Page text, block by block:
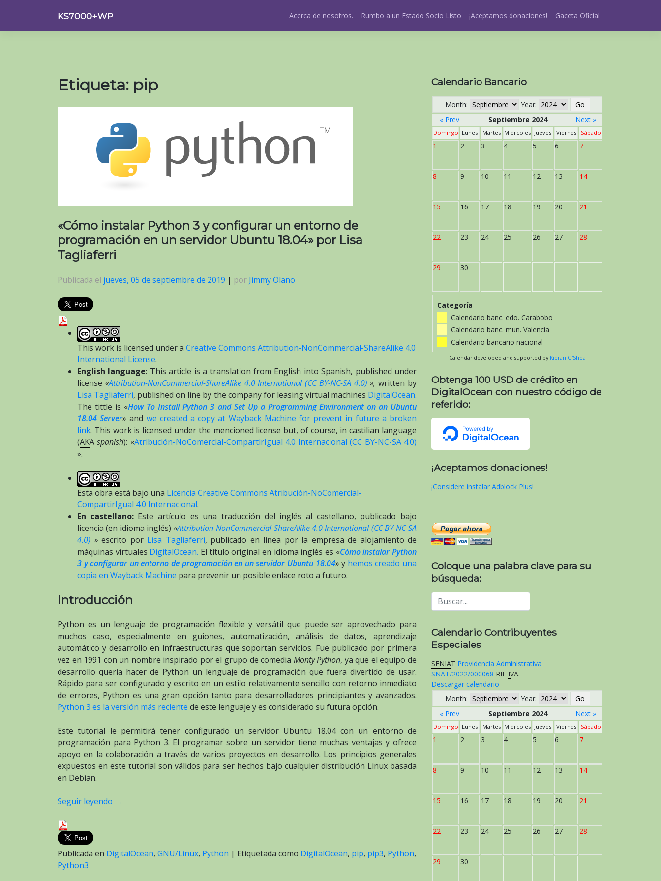
contenido
KS7000+WP Acerca de nosotros. Rumbo a un Estado Socio Listo ¡Aceptamos donaciones! Gaceta Oficial
Etiqueta: pip
«Cómo instalar Python 3 y configurar un entorno de
programación en un servidor Ubuntu 18.04» por Lisa
Tagliaferri
Publicada el jueves, 05 de septiembre de 2019 | por Jimmy Olano
This work is licensed under a Creative Commons Attribution-NonCommercial-ShareAlike 4.0
International License.
English language: This article is a translation from English into Spanish, published under
license «Attribution-NonCommercial-ShareAlike 4.0 International (CC BY-NC-SA 4.0) »,written by
Lisa Tagliaferri, published on line by the company for leasing virtual machines DigitalOcean.
The tittle is «How To Install Python 3 and Set Up a Programming Environment on an Ubuntu
18.04 Server» and we created a copy at Wayback Machine for prevent in future a broken
link. This work is licensed under the mencioned license but, of course, in castilian language
(AKA spanish): «Atribución-NoComercial-CompartirIgual 4.0 Internacional (CC BY-NC-SA 4.0)
».
Esta obra está bajo una Licencia Creative Commons Atribución-NoComercial-
CompartirIgual 4.0 Internacional.
En castellano: Este artículo es una traducción del inglés al castellano, publicado bajo
licencia (en idioma inglés) «Attribution-NonCommercial-ShareAlike 4.0 International (CC BY-NC-SA
4.0) » escrito por Lisa Tagliaferri, publicado en línea por la empresa de alojamiento de
máquinas virtuales DigitalOcean. El título original en idioma inglés es «Cómo instalar Python
3 y configurar un entorno de programación en un servidor Ubuntu 18.04» y hemos creado una
copia en Wayback Machine para prevenir un posible enlace roto a futuro.
Introducción
Python es un lenguaje de programación flexible y versátil que puede ser aprovechado para
muchos caso, especialmente en guiones, automatización, análisis de datos, aprendizaje
automático y desarrollo en infraestructuras que soportan servicios. Fue publicado por primera
vez en 1991 con un nombre inspirado por el grupo de comedia Monty Python, ya que el equipo de
desarrollo quería hacer de Python un lenguaje de programación que fuera divertido de usar.
Rápido para ser configurado y escrito en un estilo relativamente sencillo con retorno inmediato
de errores, Python es una gran opción tanto para desarrolladores principiantes y avanzados.
Python 3 es la versión más reciente de este lenguaje y es considerado su futura opción.
Este tutorial le permitirá tener configurado un servidor Ubuntu 18.04 con un entorno de
programación para Python 3. El programar sobre un servidor tiene muchas ventajas y ofrece
apoyo en la colaboración a través de varios proyectos en desarrollo. Los principios generales
expuestos en este tutorial son válidos para ser hechos bajo cualquier distribución Linux basada
en Debian.
Seguir leyendo →
Publicada en DigitalOcean, GNU/Linux, Python | Etiquetada como DigitalOcean, pip, pip3, Python,
Python3
Calendario Bancario
Month:
Year:
« Prev
Septiembre 2024 Next »
Domingo Lunes Martes Miércoles Jueves Viernes Sábado
1 2 3 4 5 6 7
8 9 10 11 12 13 14
15 16 17 18 19 20 21
22 23 24 25 26 27 28
29 30
Categoría
Calendario banc. edo. Carabobo
Calendario banc. mun. Valencia
Calendario bancario nacional
Calendar developed and supported by Kieran O'Shea
Obtenga 100 USD de crédito en
DigitalOcean con nuestro código de
referido:
¡Aceptamos donaciones!
¡Considere instalar Adblock Plus!
Coloque una palabra clave para su
búsqueda:
Calendario Contribuyentes
Especiales
SENIAT Providencia Administrativa
SNAT/2022/000068 RIF IVA.
Descargar calendario
Month:
Year:
« Prev
Septiembre 2024 Next »
Domingo Lunes Martes Miércoles Jueves Viernes Sábado
1 2 3 4 5 6 7
8 9 10 11 12 13 14
15 16 17 18 19 20 21
22 23 24 25 26 27 28
29 30